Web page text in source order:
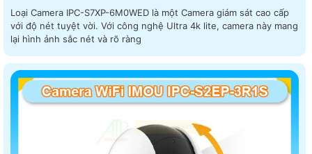
Loại Camera IPC-S7XP-6M0WED là một Camera giám sát cao cấp
với độ nét tuyệt vời. Với công nghệ Ultra 4k lite, camera này mang
lại hình ảnh sắc nét và rõ ràng